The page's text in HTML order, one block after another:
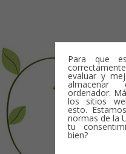
Para que
evaluar y
ordenador.
los sitios
esto.
normas de la
tu
bien?